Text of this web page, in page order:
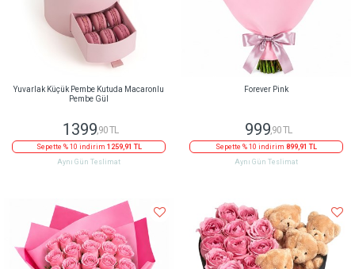
Yuvarlak Küçük Pembe Kutuda Macaronlu
Pembe Gül
1399 ,90 TL
Sepette % 10 indirim 1259,91 TL
Aynı Gün Teslimat
Forever Pink
999,90 TL
Sepette % 10 indirim 899,91 TL
Aynı Gün Teslimat